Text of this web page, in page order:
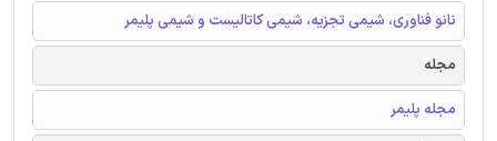
نانو فناوری، شیمی تجزیه، شیمی کاتالیست و شیمی پلیمر
مجله
مجله پلیمر